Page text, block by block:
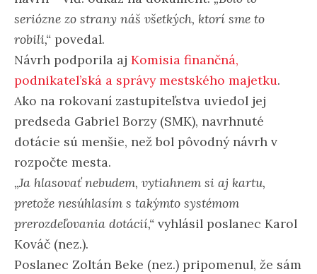
seriózne zo strany náš všetkých, ktorí sme to
robili,“ povedal.
Návrh podporila aj Komisia finančná,
podnikatel’ská a správy mestského majetku.
Ako na rokovaní zastupiteľstva uviedol jej
predseda Gabriel Borzy (SMK), navrhnuté
dotácie sú menšie, než bol pôvodný návrh v
rozpočte mesta.
„Ja hlasovať nebudem, vytiahnem si aj kartu,
pretože nesúhlasím s takýmto systémom
prerozdeľovania dotácií,“ vyhlásil poslanec Karol
Kováč (nez.).
Poslanec Zoltán Beke (nez.) pripomenul, že sám